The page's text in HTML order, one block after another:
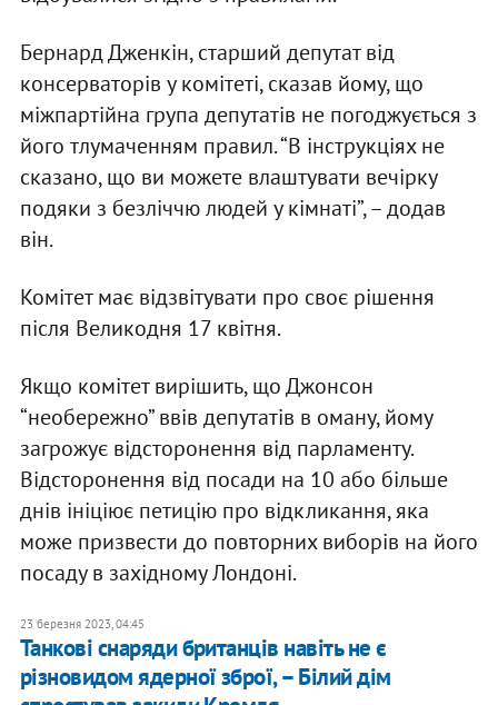
Бернард Дженкін, старший депутат від
консерваторів у комітеті, сказав йому, що
міжпартійна група депутатів не погоджується з
його тлумаченням правил. “В інструкціях не
сказано, що ви можете влаштувати вечірку
подяки з безліччю людей у кімнаті”, – додав
він.
Комітет має відзвітувати про своє рішення
після Великодня 17 квітня.
Якщо комітет вирішить, що Джонсон
“необережно” ввів депутатів в оману, йому
загрожує відсторонення від парламенту.
Відсторонення від посади на 10 або більше
днів ініціює петицію про відкликання, яка
може призвести до повторних виборів на його
посаду в західному Лондоні.
23 березня 2023, 04:45
Танкові снаряди британців навіть не є
різновидом ядерної зброї, – Білий дім